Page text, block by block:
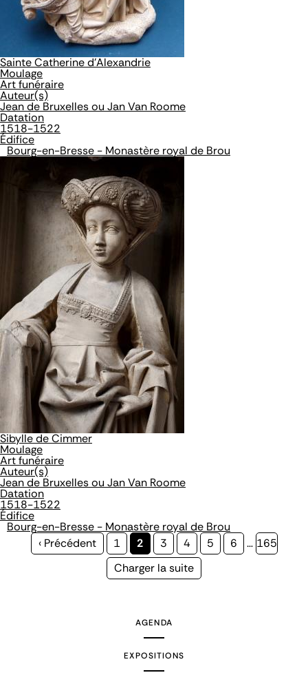
Sainte Catherine d'Alexandrie
Moulage
Art funéraire
Auteur(s)
Jean de Bruxelles ou Jan Van Roome
Datation
1518-1522
Édifice
Bourg-en-Bresse - Monastère royal de Brou
Sibylle de Cimmer
Moulage
Art funéraire
Auteur(s)
Jean de Bruxelles ou Jan Van Roome
Datation
1518-1522
Édifice
Bourg-en-Bresse - Monastère royal de Brou
Page
‹ Précédent Page
1
Page
courante
2 Page
3 Page
4 Page
5 Page
6 … Page
165
Page
Charger la suite
AGENDA
EXPOSITIONS